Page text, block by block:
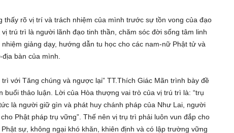
thấy rõ vị trí và trách nhiệm của mình trước sự tồn vong của đạo
trú trì là người lãnh đạo tinh thần, chăm sóc đời sống tâm linh
giảng dạy, hướng dẫn tu học cho các nam-nữ Phật tử và
bàn của mình.
với Tăng chúng và ngược lại” TT.Thích Giác Mãn trình bày đề
buổi thảo luận. Lời của Hòa thượng vai trò của vị trú trì là: “trụ
là người giữ gìn và phát huy chánh pháp của Như Lai, người
Phật pháp trụ vững”. Thế nên vị trụ trì phải luôn vun đắp cho
sự, không ngại khó khăn, khiên định và có lập trường vững